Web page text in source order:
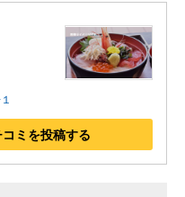
ミを投稿する